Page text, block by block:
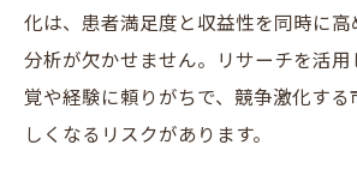
化は、患者満足度と収益性を同時に
分析が欠かせません。リサーチを活
覚や経験に頼りがちで、競争激化す
しくなるリスクがあります。